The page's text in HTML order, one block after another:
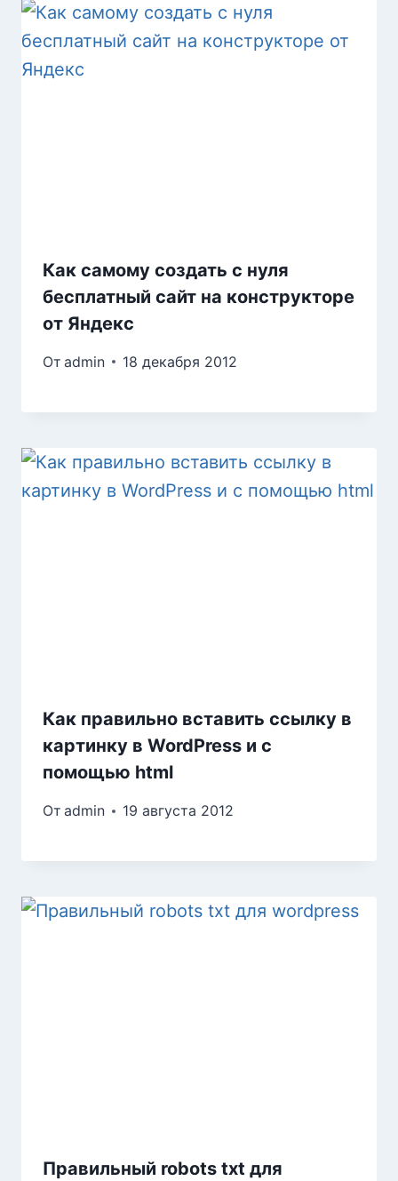
Как самому создать с нуля
бесплатный сайт на конструкторе
от Яндекс
От admin 18 декабря 2012
Как правильно вставить ссылку в
картинку в WordPress и с
помощью html
От admin 19 августа 2012
Правильный robots txt для